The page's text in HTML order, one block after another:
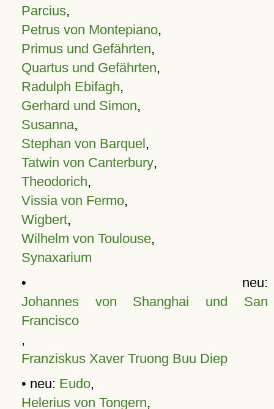
Parcius,
Petrus von Montepiano,
Primus und Gefährten,
Quartus und Gefährten,
Radulph Ebifagh,
Gerhard und Simon,
Susanna,
Stephan von Barquel,
Tatwin von Canterbury,
Theodorich,
Vissia von Fermo,
Wigbert,
Wilhelm von Toulouse,
Synaxarium
• neu:
Johannes von Shanghai und San
Francisco
,
Franziskus Xaver Truong Buu Diep
• neu: Eudo,
Helerius von Tongern,